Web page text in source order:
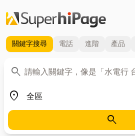
關鍵字搜尋 電話 進階 產品
search
關鍵字
place
地區
search